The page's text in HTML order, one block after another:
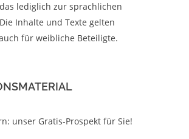
lediglich zur sprachlichen
Inhalte und Texte gelten
für weibliche Beteiligte.
unser Gratis-Prospekt für Sie!